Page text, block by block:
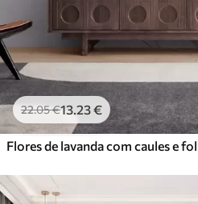
22.05€13 .23€